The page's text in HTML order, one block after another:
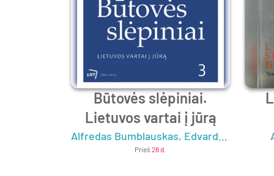
Būtovės slėpiniai.
Lietuvos vartai į jūrą
Alfredas Bumblauskas, Edvardas Gudavičius
Prieš 28 d.